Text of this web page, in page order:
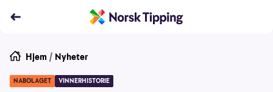
Hjem / Nyheter
NABOLAGET VINNERHISTORIE